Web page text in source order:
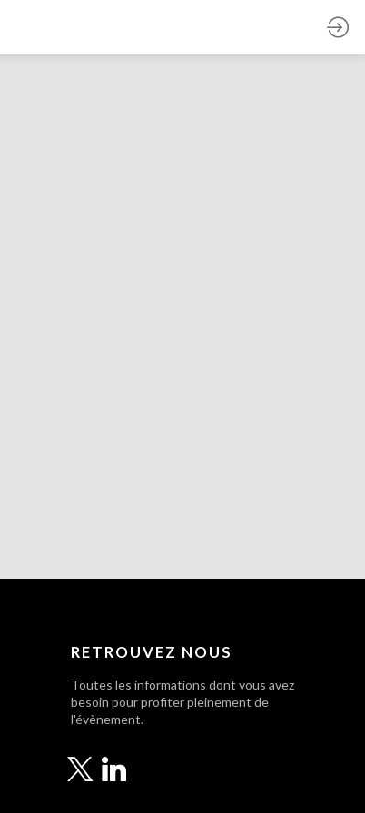
RETROUVEZ NOUS
Toutes les informations dont vous avez
besoin pour profiter pleinement de
l'évènement.